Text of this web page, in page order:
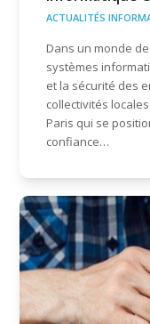
ACTUALITÉS
Dans un monde
systèmes
et la sécurité des
collectivités
Paris qui se
confiance…